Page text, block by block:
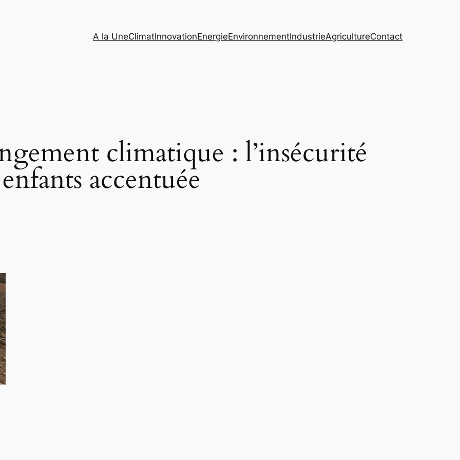
A la UneClimatInnovationEnergieEnvironnementIndustrieAgricultureContact
climatique : l’insécurité
accentuée